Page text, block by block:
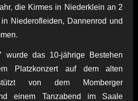
die Kirmes in Niederklein an 2
Niederofleiden, Dannenrod und
das 10-jährige Bestehen
Platzkonzert auf dem alten
von dem Momberger
einem Tanzabend im Saale